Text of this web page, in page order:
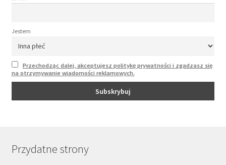
Jestem
Przechodząc dalej, akceptujesz politykę prywatności i zgadzasz się
na otrzymywanie wiadomości reklamowych.
Przydatne strony